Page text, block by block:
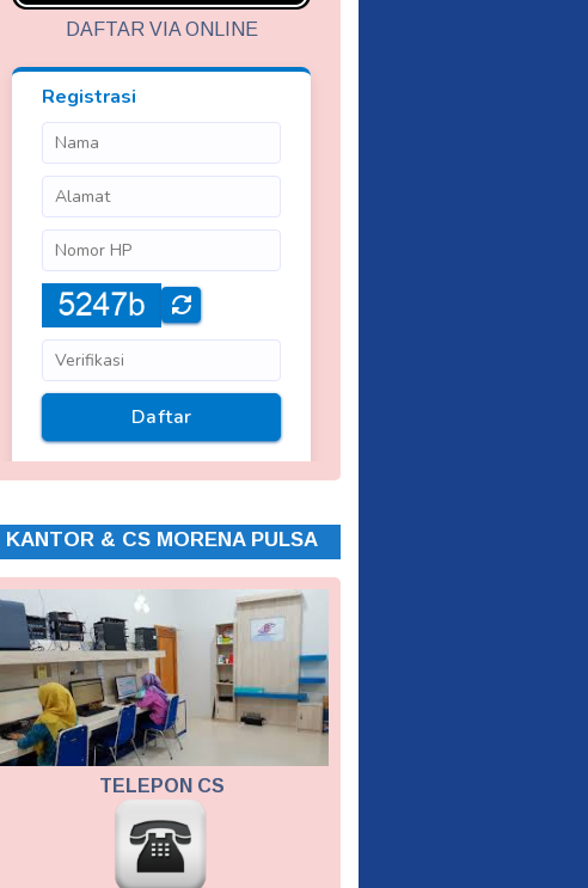
DAFTAR VIA ONLINE
KANTOR & CS MORENA PULSA
TELEPON CS